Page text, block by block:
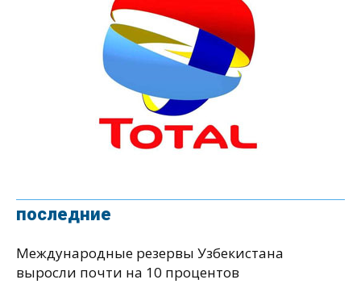
последние
Международные резервы Узбекистана
выросли почти на 10 процентов